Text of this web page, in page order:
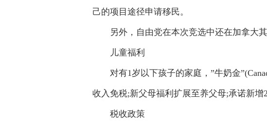
己的项目途径申请移民。
另外，自由党在本次竞选中还在加拿大其
儿童福利
对有1岁以下孩子的家庭，”牛奶金
收入免税;新父母福利扩展至养父母;承诺新增
税收政策